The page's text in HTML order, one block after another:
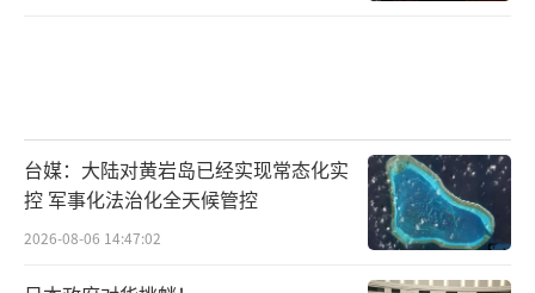
台媒：大陆对黄岩岛已经实现常态化实
控 军事化法治化全天候管控
2026-08-06 14:47:02